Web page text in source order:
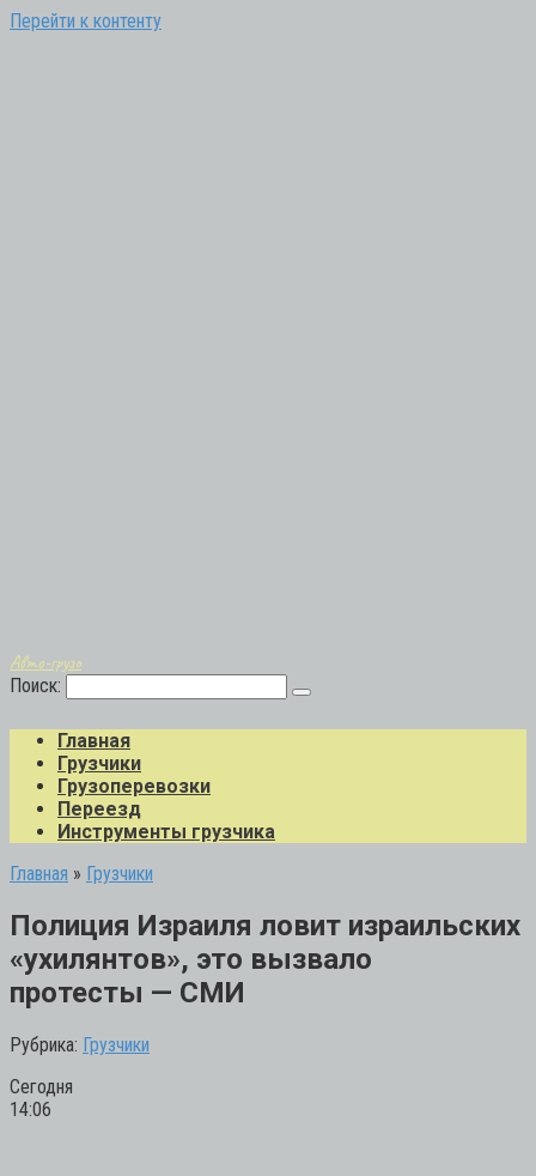
Перейти к контенту
Авто-грузо
Поиск:
Главная
Грузчики
Грузоперевозки
Переезд
Инструменты грузчика
Главная » Грузчики
Полиция Израиля ловит израильских
«ухилянтов», это вызвало
протесты — СМИ
Рубрика: Грузчики
Сегодня
14:06